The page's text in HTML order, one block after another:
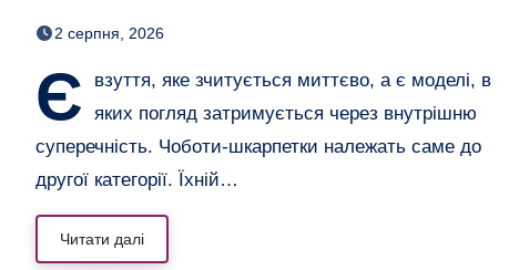
хочеться роздивлятися
2 серпня, 2026
Є
взуття, яке зчитується миттєво, а є моделі, в
яких погляд затримується через внутрішню
суперечність. Чоботи-шкарпетки належать саме до
другої категорії. Їхній…
Читати далі